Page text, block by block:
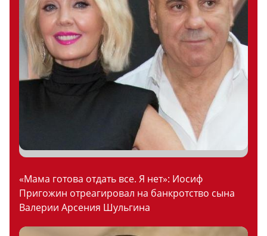
«Мама готова отдать все. Я нет»: Иосиф
Пригожин отреагировал на банкротство сына
Валерии Арсения Шульгина